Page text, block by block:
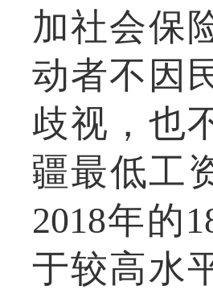
加社会保
动者不因
歧视，也
疆最低工
2018年的
于较高水